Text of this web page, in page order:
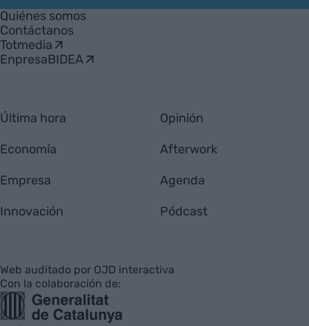
Empresa
Quiénes somos
Contáctanos
Totmedia
EnpresaBIDEA
Última hora
Economía
Empresa
Innovación
Opinión
Afterwork
Agenda
Pódcast
Web auditado por OJD interactiva
Con la colaboración de: